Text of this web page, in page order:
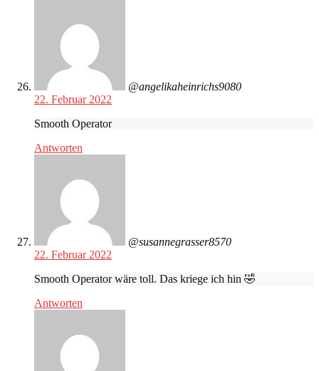
@angelikaheinrichs9080
22. Februar 2022
Smooth Operator
Antworten
@susannegrasser8570
22. Februar 2022
Smooth Operator wäre toll. Das kriege ich hin 🤣
Antworten